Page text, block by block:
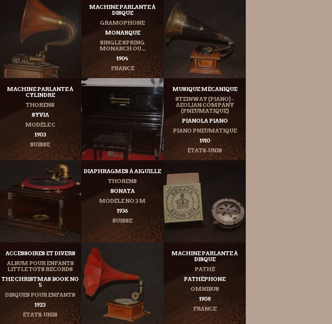
MACHINE PARLANTE À
DISQUE
GRAMOPHONE
MONARQUE
SINGLE SPRING
MONARCH OU...
1904
FRANCE
MACHINE PARLANTE À
CYLINDRE
THORENS
SYVIA
MODÈLE C
1903
SUISSE
MUSIQUE MÉCANIQUE
STEINWAY (PIANO) -
AEOLIAN COMPANY
(PNEUMATIQUE)
PIANOLA PIANO
PIANO PNEUMATIQUE
1910
ÉTATS-UNIS
DIAPHRAGMES À AIGUILLE
THORENS
SONATA
MODÈLE NO 3 M
1936
SUISSE
ACCESSOIRES ET DIVERS
ALBUM POUR ENFANTS
LITTLE TOTS RECORDS
THE CHRISTMAS BOOK NO
5
DISQUES POUR ENFANTS
1923
ÉTATS-UNIS
MACHINE PARLANTE À
DISQUE
PATHÉ
PATHÉPHONE
OMNIBUS
1908
FRANCE